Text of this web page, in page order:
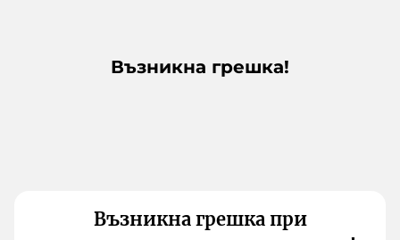
Възникна грешка!
Възникна грешка при